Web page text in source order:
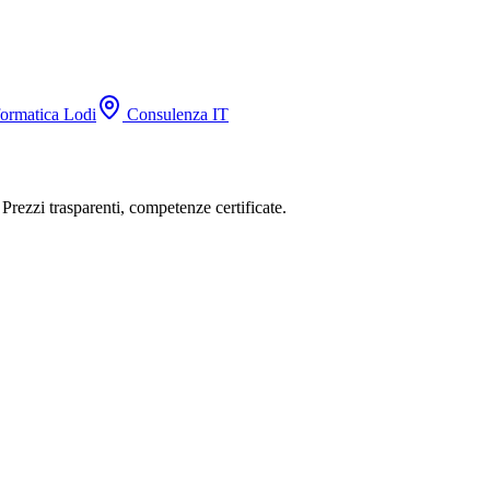
Lodi Consulenza IT
trasparenti, competenze certificate.